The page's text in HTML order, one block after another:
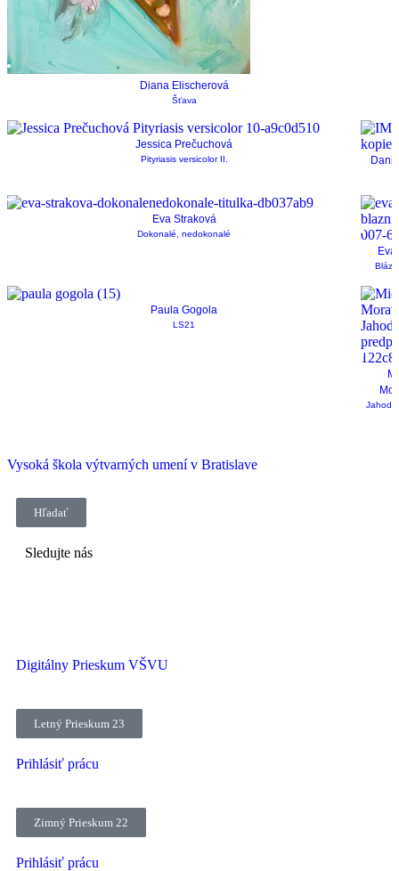
Diana Elischerová
Šťava
Jessica Prečuchová
Pityriasis versicolor II.
Eva Straková
Dokonalé, nedokonalé
Paula Gogola
LS21
Vysoká škola výtvarných umení v Bratislave
Hľadať
Sledujte nás
Digitálny Prieskum VŠVU
Letný Prieskum 23
Prihlásiť prácu
Zimný Prieskum 22
Prihlásiť prácu